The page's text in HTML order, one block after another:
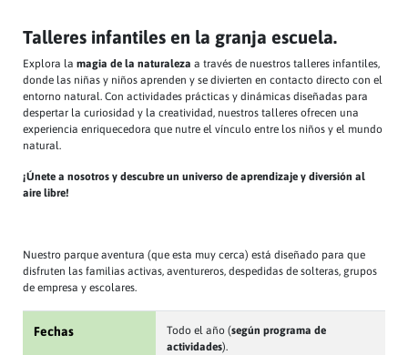
Talleres infantiles en la granja escuela.
Explora la magia de la naturaleza a través de nuestros talleres infantiles,
donde las niñas y niños aprenden y se divierten en contacto directo con el
entorno natural. Con actividades prácticas y dinámicas diseñadas para
despertar la curiosidad y la creatividad, nuestros talleres ofrecen una
experiencia enriquecedora que nutre el vínculo entre los niños y el mundo
natural.
¡Únete a nosotros y descubre un universo de aprendizaje y diversión al
aire libre!
Nuestro parque aventura (que esta muy cerca) está diseñado para que
disfruten las familias activas, aventureros, despedidas de solteras, grupos
de empresa y escolares.
Fechas Todo el año (según programa de
actividades).